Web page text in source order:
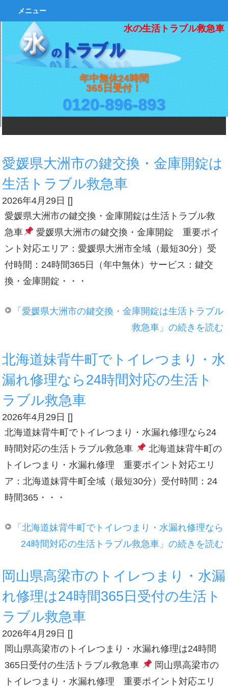
水の生活トラブル救急車
年中無休24時間
365日受付！
0120-896-893
メニュー
愛媛県大洲市の鍵交換・金庫開錠は
生活トラブル救急車
2026年4月29日 []
愛媛県大洲市の鍵交換・金庫開錠は生活トラブル救
急車
愛媛県大洲市の鍵交換・金庫開錠 重要ポイ
ント対応エリア：愛媛県大洲市全域（最短30分）受
付時間：24時間365日（年中無休）サービス：鍵交
換・金庫開錠・・・
「愛媛県大洲市の鍵交換・金庫開錠は生活トラブル
救急車」の続きを読む
北海道妹背牛町でトイレつまり・水
漏れ修理なら24時間対応の生活ト
ラブル救急車
2026年4月29日 []
北海道妹背牛町でトイレつまり・水漏れ修理なら24
時間対応の生活トラブル救急車
北海道妹背牛町の
トイレつまり・水漏れ修理 重要ポイント対応エリ
ア：北海道妹背牛町全域（最短30分）受付時間：24
時間365・・・
「北海道妹背牛町でトイレつまり・水漏れ修理なら
24時間対応の生活トラブル救急車」の続きを読む
岡山県高梁市のトイレつまり・水漏
れ修理は24時間365日受付の生活ト
ラブル救急車
2026年4月29日 []
岡山県高梁市のトイレつまり・水漏れ修理は24時間
365日受付の生活トラブル救急車
岡山県高梁市の
トイレつまり・水漏れ修理 重要ポイント対応エリ